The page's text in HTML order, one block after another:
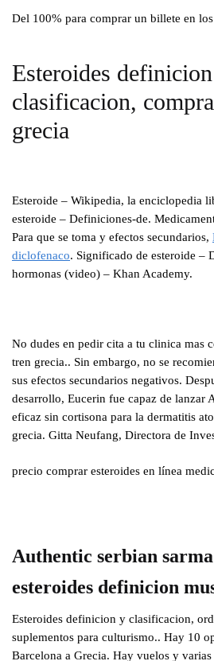
Del 100% para comprar un billete en los
Esteroides
clasificacion,
grecia
Esteroide – Wikipedia, la enciclopedia
esteroide – Definiciones-de.
Para que se toma y efectos secundarios,
diclofenaco. Significado de esteroide –
hormonas (video) – Khan Academy.
No dudes en pedir cita a tu clinica mas
tren grecia.. Sin embargo, no se
sus efectos secundarios negativos.
desarrollo, Eucerin fue capaz de lanzar
eficaz sin cortisona para la dermatitis
grecia. Gitta Neufang, Directora de
precio comprar esteroides en línea
Authentic serbian
esteroides definicion
Esteroides definicion y clasificacion,
suplementos para culturismo.. Hay 10
Barcelona a Grecia. Hay vuelos y